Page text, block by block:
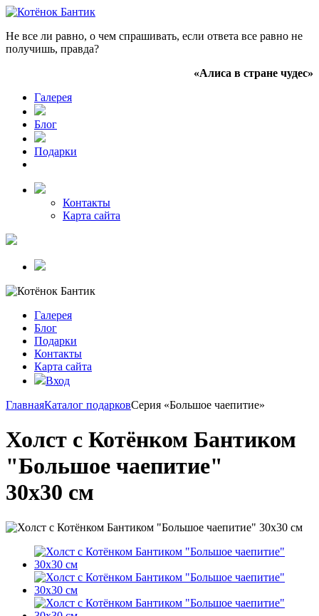
Не все ли равно, о чем спрашивать, если ответа все равно не
получишь, правда?
«Алиса в стране чудес»
Галерея
Блог
Подарки
Контакты
Карта сайта
Галерея
Блог
Подарки
Контакты
Карта сайта
Вход
ГлавнаяКаталог подарковСерия «Большое чаепитие»
Холст с Котёнком Бантиком
"Большое чаепитие"
30х30 см